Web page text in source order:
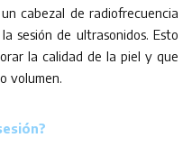
cabezal de radiofrecuencia
sesión de ultrasonidos. Esto
la calidad de la piel y que
volumen.